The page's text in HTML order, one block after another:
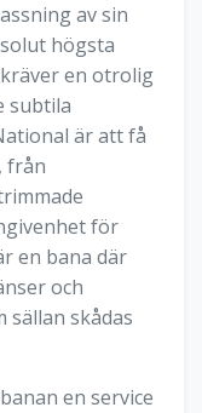
av sin
högsta
en otrolig
subtila
är att få
från
för
en bana där
och
sällan skådas
en service